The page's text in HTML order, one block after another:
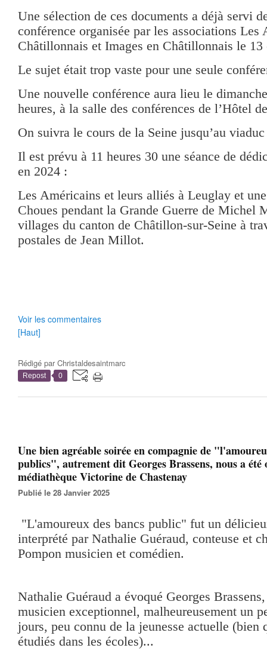
Une sélection de ces documents a déjà servi
conférence organisée par les associations Les
Châtillonnais et Images en Châtillonnais le 13
Le sujet était trop vaste pour une seule
Une nouvelle conférence aura lieu le
heures, à la salle des conférences de l’Hôtel
On suivra le cours de la Seine jusqu’au
Il est prévu à 11 heures 30 une séance de
en 2024 :
Les Américains et leurs alliés à Leuglay et
Choues pendant la Grande Guerre de Michel
villages du canton de Châtillon-sur-Seine à
postales de Jean Millot.
Voir les commentaires
[Haut]
Rédigé parChristaldesaintmarc
Repost 0
Une bien agréable soirée en compagnie de
publics", autrement dit Georges Brassens, nous a
médiathèque Victorine de Chastenay
Publié le 28 Janvier 2025
"L'amoureux des bancs public" fut un
interprété par Nathalie Guéraud, conteuse et
Pompon musicien et comédien.
Nathalie Guéraud a évoqué Georges
musicien exceptionnel, malheureusement un
jours, peu connu de la jeunesse actuelle (bien
étudiés dans les écoles)...